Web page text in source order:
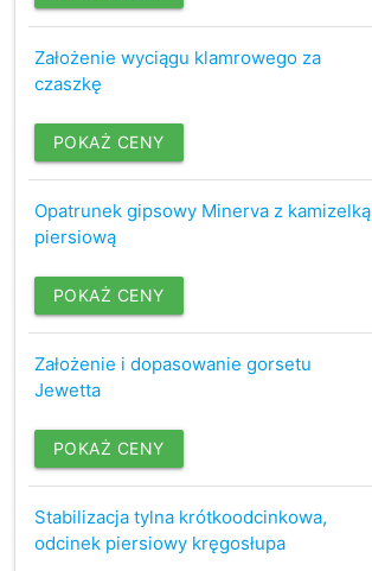
Założenie wyciągu klamrowego za
czaszkę
POKAŻ CENY
Opatrunek gipsowy Minerva z kamizelką
piersiową
POKAŻ CENY
Założenie i dopasowanie gorsetu
Jewetta
POKAŻ CENY
Stabilizacja tylna krótkoodcinkowa,
odcinek piersiowy kręgosłupa